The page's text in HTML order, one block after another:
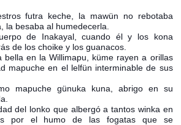
futra keche, la mawün no rebotaba
la besaba al humedecerla.
de Inakayal, cuando él y los kona
de los choike y los guanacos.
bella en la Willimapu, küme rayen a orillas
mapuche en el lelfün interminable de sus
mapuche günuka kuna, abrigo en su
del lonko que albergó a tantos winka en
por el humo de las fogatas que se